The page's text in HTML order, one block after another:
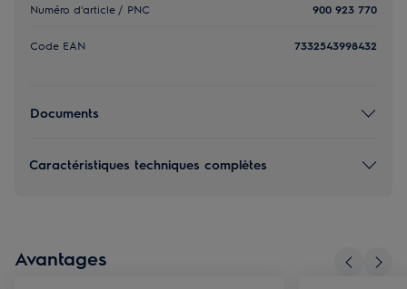
Numéro d'article / PNC 900 923 770
Code EAN 7332543998432
Documents
Caractéristiques techniques complètes
Avantages